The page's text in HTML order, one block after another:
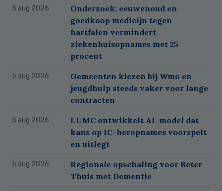
5 aug 2026
Onderzoek: eeuwenoud en
goedkoop medicijn tegen
hartfalen vermindert
ziekenhuisopnames met 25
procent
5 aug 2026
Gemeenten kiezen bij Wmo en
jeugdhulp steeds vaker voor lange
contracten
5 aug 2026
LUMC ontwikkelt AI-model dat
kans op IC-heropnames voorspelt
en uitlegt
5 aug 2026
Regionale opschaling voor Beter
Thuis met Dementie